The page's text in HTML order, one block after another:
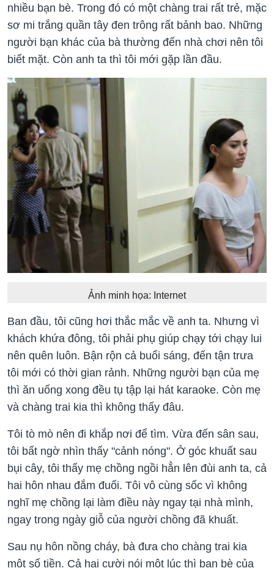
nhiều bạn bè. Trong đó có một chàng trai rất trẻ, mặc
sơ mi trắng quần tây đen trông rất bảnh bao. Những
người bạn khác của bà thường đến nhà chơi nên tôi
biết mặt. Còn anh ta thì tôi mới gặp lần đầu.
Ảnh minh họa: Internet
Ban đầu, tôi cũng hơi thắc mắc về anh ta. Nhưng vì
khách khứa đông, tôi phải phụ giúp chạy tới chạy lui
nên quên luôn. Bận rộn cả buổi sáng, đến tận trưa
tôi mới có thời gian rảnh. Những người bạn của mẹ
thì ăn uống xong đều tụ tập lại hát karaoke. Còn mẹ
và chàng trai kia thì không thấy đâu.
Tôi tò mò nên đi khắp nơi để tìm. Vừa đến sân sau,
tôi bất ngờ nhìn thấy "cảnh nóng". Ở góc khuất sau
bụi cây, tôi thấy mẹ chồng ngồi hẳn lên đùi anh ta, cả
hai hôn nhau đắm đuối. Tôi vô cùng sốc vì không
nghĩ mẹ chồng lại làm điều này ngay tại nhà mình,
ngay trong ngày giỗ của người chồng đã khuất.
Sau nụ hôn nồng cháy, bà đưa cho chàng trai kia
một số tiền. Cả hai cười nói một lúc thì bạn bè của